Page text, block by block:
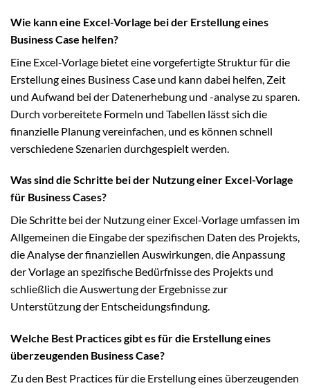
Wie kann eine Excel-Vorlage bei der Erstellung eines
Business Case helfen?
Eine Excel-Vorlage bietet eine vorgefertigte Struktur für die
Erstellung eines Business Case und kann dabei helfen, Zeit
und Aufwand bei der Datenerhebung und -analyse zu sparen.
Durch vorbereitete Formeln und Tabellen lässt sich die
finanzielle Planung vereinfachen, und es können schnell
verschiedene Szenarien durchgespielt werden.
Was sind die Schritte bei der Nutzung einer Excel-Vorlage
für Business Cases?
Die Schritte bei der Nutzung einer Excel-Vorlage umfassen im
Allgemeinen die Eingabe der spezifischen Daten des Projekts,
die Analyse der finanziellen Auswirkungen, die Anpassung
der Vorlage an spezifische Bedürfnisse des Projekts und
schließlich die Auswertung der Ergebnisse zur
Unterstützung der Entscheidungsfindung.
Welche Best Practices gibt es für die Erstellung eines
überzeugenden Business Case?
Zu den Best Practices für die Erstellung eines überzeugenden